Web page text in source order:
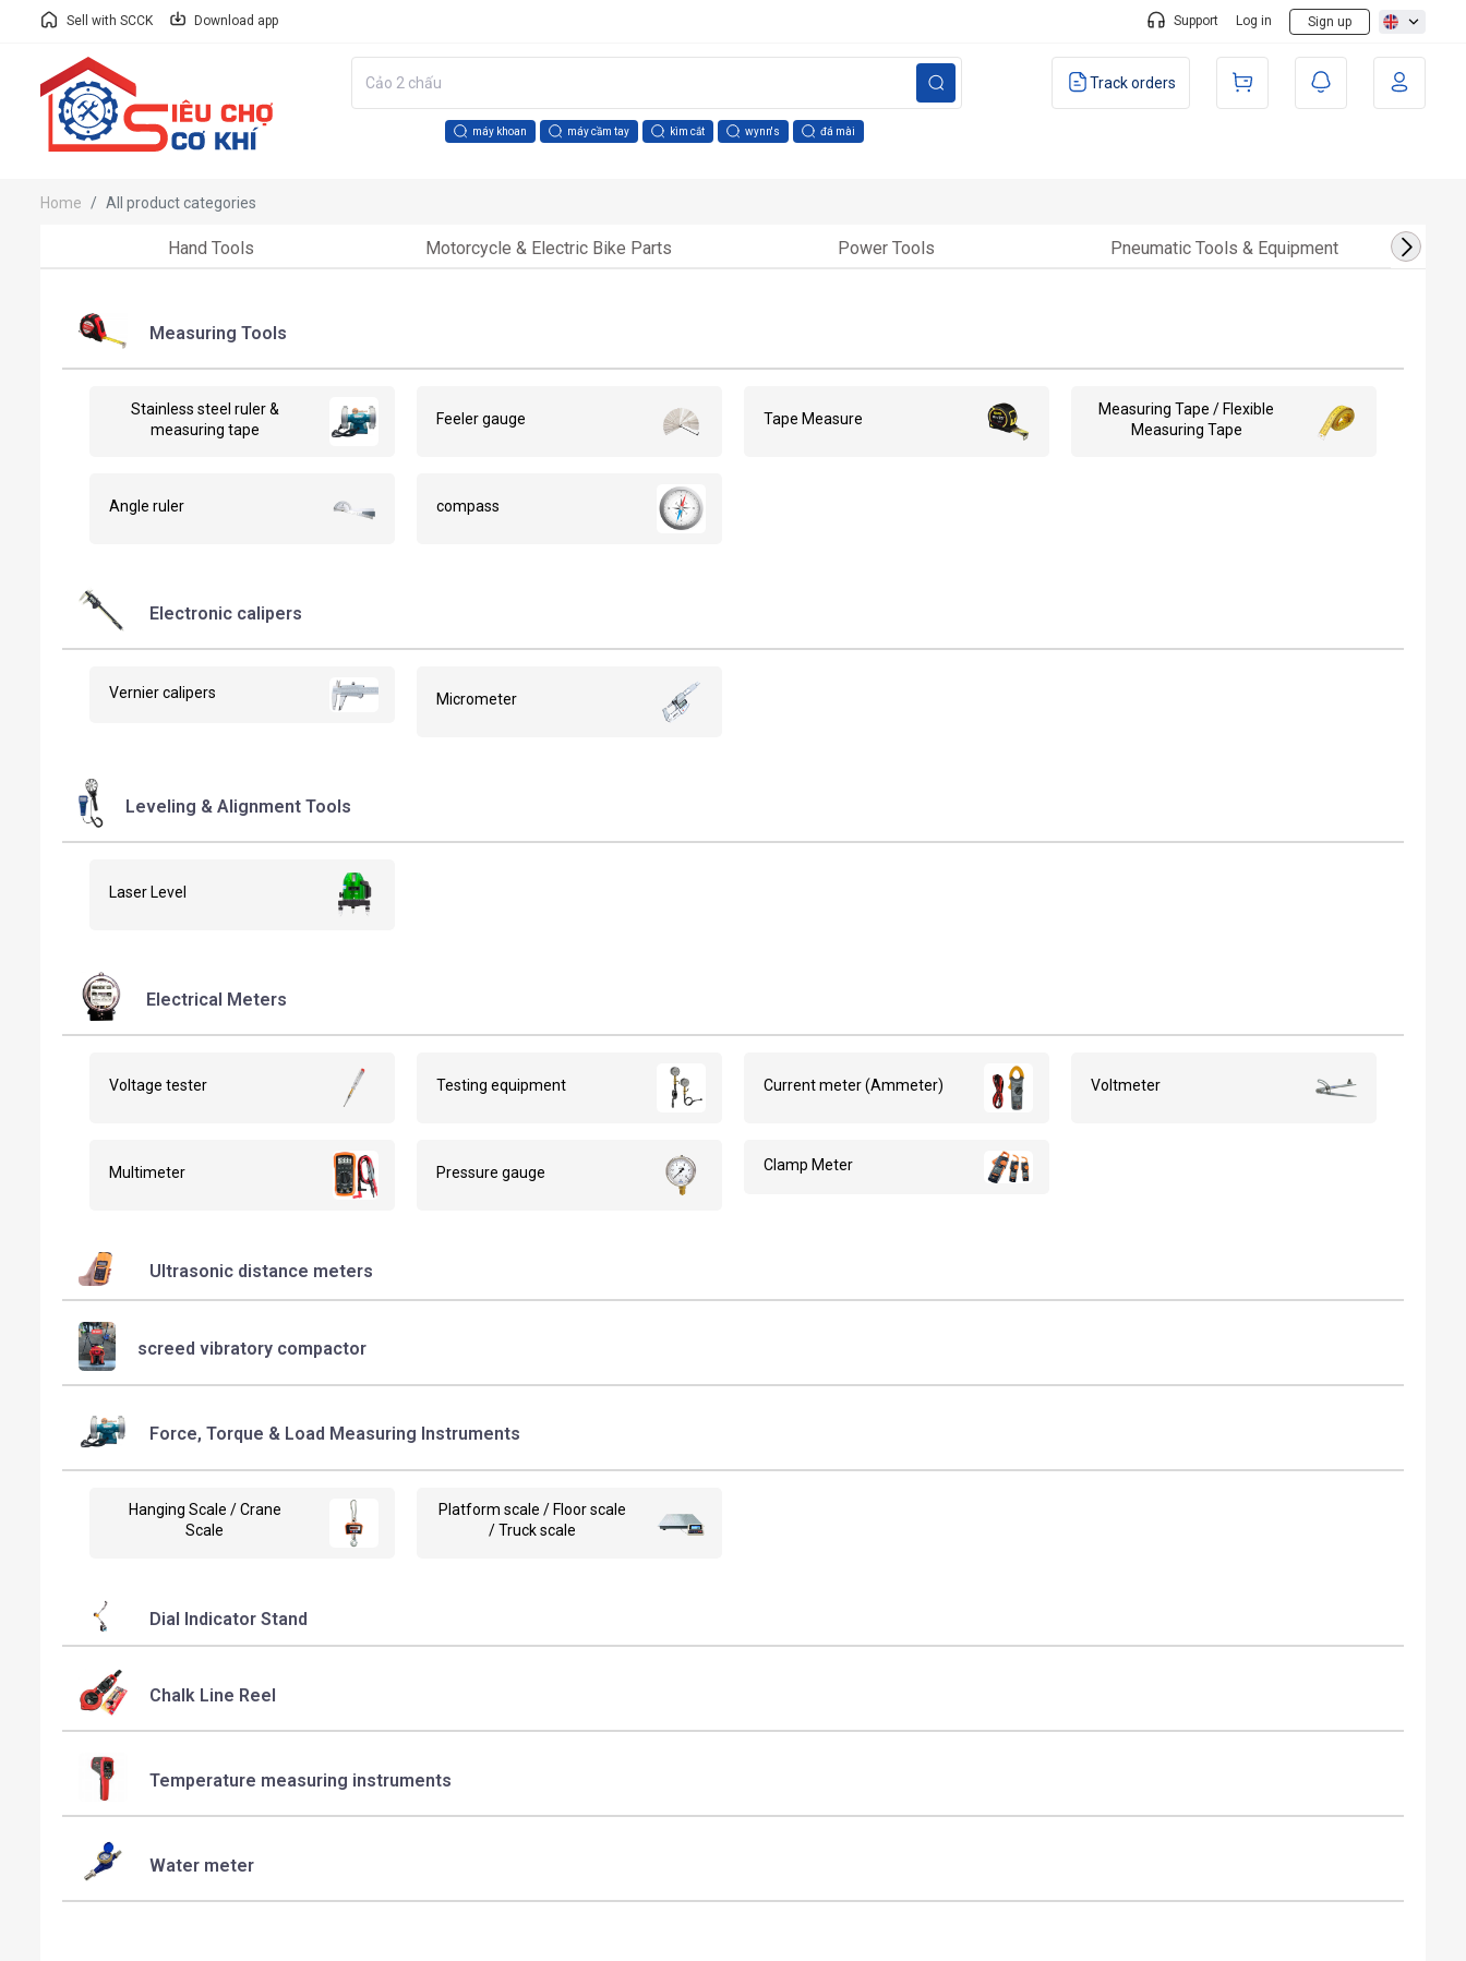
Sell with SCCK Download app Support Log in Sign up
máy khoan máy cầm tay kìm cắt wynn's đá mài
Track orders
Home All product categories
Hand Tools Motorcycle & Electric Bike Parts Power Tools Pneumatic Tools & Equipment
Measuring Tools
Stainless steel ruler &
measuring tape
Feeler gauge Tape Measure
Measuring Tape / Flexible
Measuring Tape
Angle ruler compass
Electronic calipers
Vernier calipers Micrometer
Leveling & Alignment Tools
Laser Level
Electrical Meters
Voltage tester Testing equipment Current meter (Ammeter) Voltmeter
Multimeter Pressure gauge Clamp Meter
Ultrasonic distance meters
screed vibratory compactor
Force, Torque & Load Measuring Instruments
Hanging Scale / Crane
Scale
Platform scale / Floor scale
/ Truck scale
Dial Indicator Stand
Chalk Line Reel
Temperature measuring instruments
Water meter